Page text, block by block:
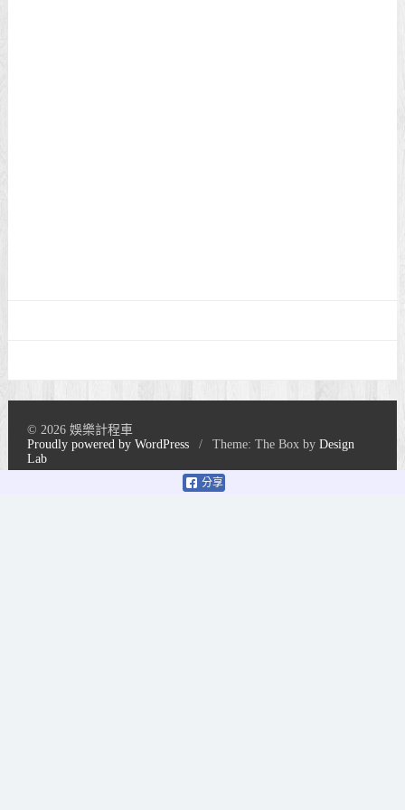
分享
© 2026 娛樂計程車
Proudly powered by WordPress
/ Theme: The Box byDesign
Lab